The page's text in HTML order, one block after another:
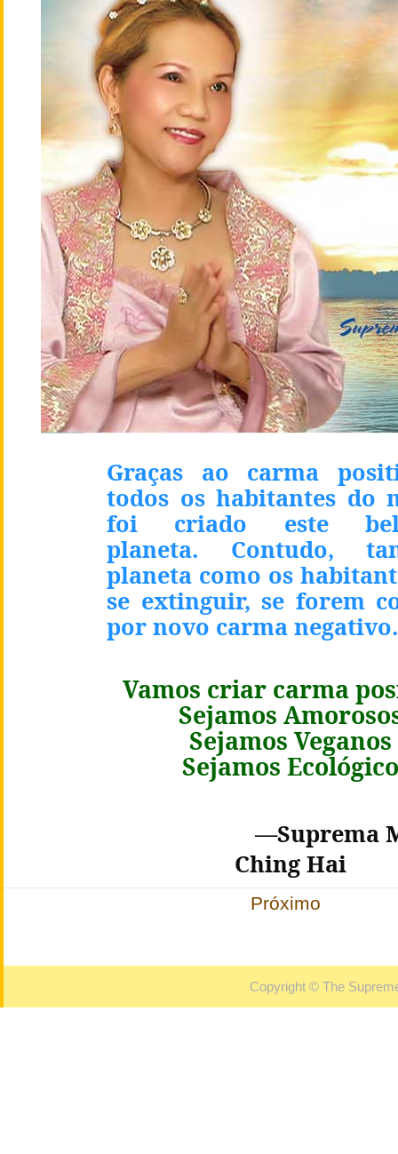
Graças ao carma
todos os habitantes do
foi criado este
planeta. Contudo,
planeta como os
se extinguir, se forem
por novo carma negativo.
Vamos criar carma
Sejamos
Sejamos Veganos
Sejamos Ecológ
—Suprema
Ching Hai
Próximo
Copyright © The